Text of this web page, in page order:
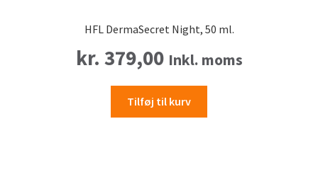
HFL DermaSecret Night, 50 ml.
kr. 379,00 Inkl. moms
Tilføj til kurv